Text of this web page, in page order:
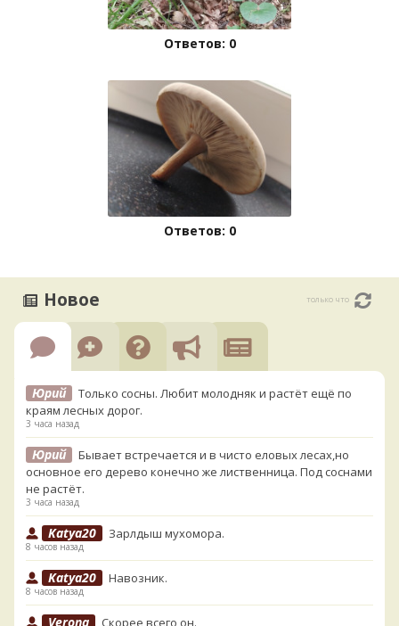
Ответов: 0
Ответов: 0
Новое только что
Юрий
Только сосны. Любит молодняк и растёт ещё по
краям лесных дорог.
3 часа назад
Юрий
Бывает встречается и в чисто еловых лесах,но
основное его дерево конечно же лиственница. Под соснами
не растёт.
3 часа назад
Katya20 Зарлдыш мухомора.
8 часов назад
Katya20 Навозник.
8 часов назад
Verona Скорее всего он.